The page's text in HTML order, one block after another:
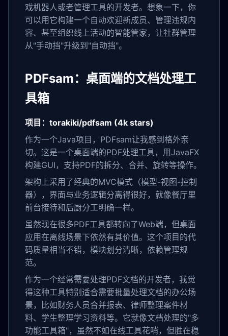
戏机器人或者管理工具的开发者。想象一下，你
可以用它构建一个自动欢迎新成员、管理违规内
容、甚至组织线上活动的智能管家，让社群管理
从"手动挡"升级到"自动挡"。
PDFsam：桌面端的文档处理工
具箱
项目：torakiki/pdfsam (4k stars)
作为一个Java项目，PDFsam让我感到格外亲
切。这是一个桌面端的PDF处理工具，用JavaFX
构建GUI，支持PDF的拆分、合并、旋转等操作。
架构上采用了经典的MVC模式（模型-视图-控制
器），界面与业务逻辑分离得很好，就像餐厅里
前台接待和后厨分工明确一样。
虽然现在很多PDF工具都转向了Web端，但桌面
应用在离线场景下依然有其价值。这个项目的代
码质量相当不错，模块划分清晰，依赖管理规
范。
作为一个经常需要处理PDF文档的开发者，我觉
得这种工具特别适合需要批量处理文档的办公场
景，比如财务人员合并报表、律师整理案件材
料、学生整理学习资料等。它就像文档处理的"多
功能工具箱"，虽然不如在线工具花哨，但胜在稳